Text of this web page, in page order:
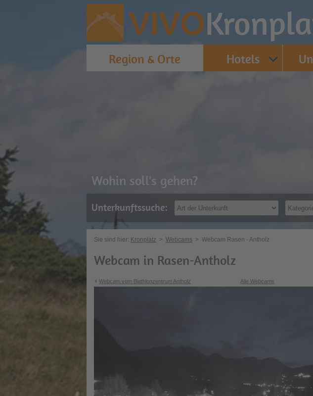
VIVO
Wohin soll's gehen?
Unterkunftssuche:
Region & Orte Hotels
Sie sind hier: Kronplatz > Webcams > Webcam Rasen - Antholz
Webcam in Rasen-Antholz
Webcam vom Biathlonzentrum Antholz Alle Webcams